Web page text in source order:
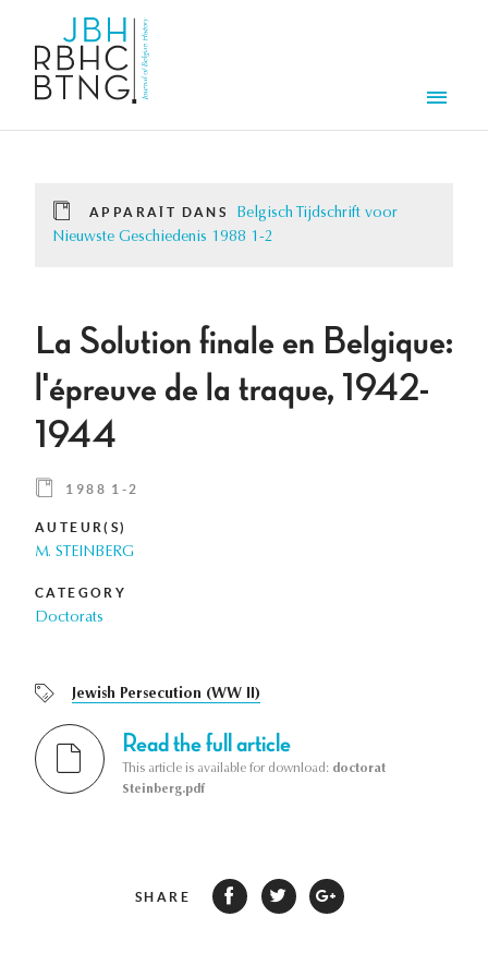
APPARAÎT DANS
Belgisch Tijdschrift voor
Nieuwste Geschiedenis 1988 1-2
La Solution finale en Belgique:
l'épreuve de la traque, 1942-
1944
1988 1-2
AUTEUR(S)
M. STEINBERG
CATEGORY
Doctorats
Jewish Persecution (WW II)
Read the full article
This article is available for download: doctorat
Steinberg.pdf
SHARE